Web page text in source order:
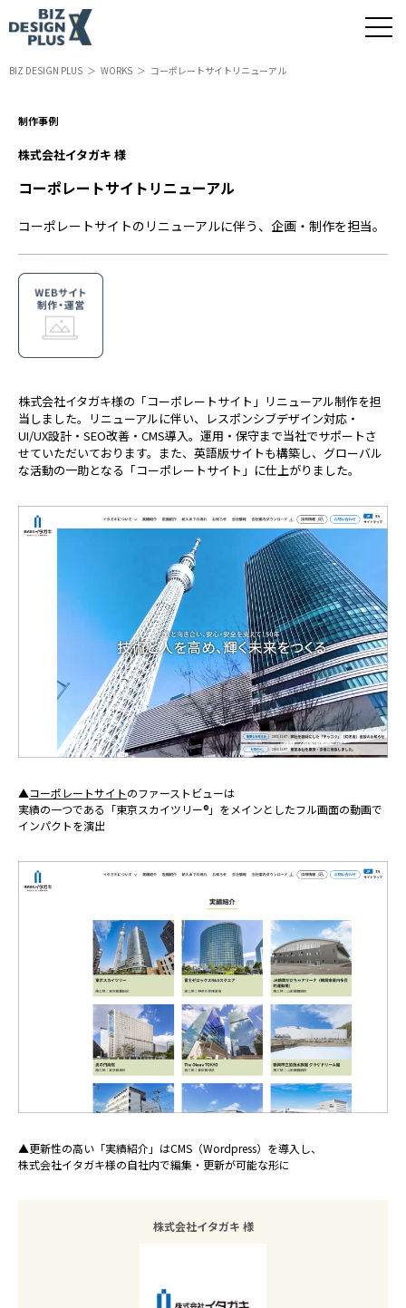
BIZ DESIGN PLUS WORKS コーポレートサイトリニューアル
制作事例
株式会社イタガキ 様
コーポレートサイトリニューアル
コーポレートサイトのリニューアルに伴う、企画・制作を担当。
株式会社イタガキ様の「コーポレートサイト」リニューアル制作を担
当しました。リニューアルに伴い、レスポンシブデザイン対応・
UI/UX設計・SEO改善・CMS導入。運用・保守まで当社でサポートさ
せていただいております。また、英語版サイトも構築し、グローバル
な活動の一助となる「コーポレートサイト」に仕上がりました。
▲コーポレートサイトのファーストビューは
実績の一つである「東京スカイツリー®︎」をメインとしたフル画面の動画で
インパクトを演出
▲更新性の高い「実績紹介」はCMS（Wordpress）を導入し、
株式会社イタガキ様の自社内で編集・更新が可能な形に
株式会社イタガキ 様